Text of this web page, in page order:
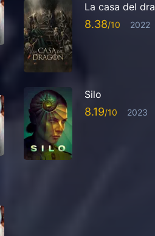
La casa del
8.38 2022
Silo
8.19 2023